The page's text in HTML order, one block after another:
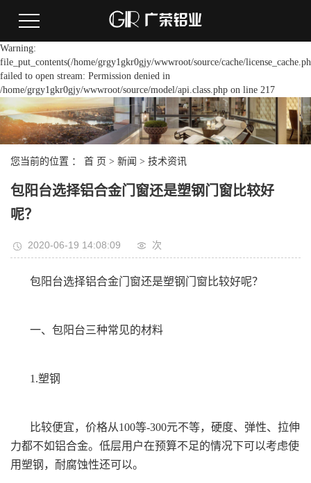
Warning:
file_put_contents(/home/grgy1gkr0gjy/wwwroot/source/cache/
failed to open stream: Permission denied in
/home/grgy1gkr0gjy/wwwroot/source/model/api.class.php on line 217
您当前的位置 ： 首 页 > 新闻 > 技术资讯
包阳台选择铝合金门窗还是塑钢门窗比较好
呢？
2020-06-19 14:08:09 次
包阳台选择铝合金门窗还是塑钢门窗比较好呢？
一、包阳台三种常见的材料
1.塑钢
比较便宜，价格从100等-300元不等，硬度、弹性、拉伸
力都不如铝合金。低层用户在预算不足的情况下可以考虑使
用塑钢，耐腐蚀性还可以。